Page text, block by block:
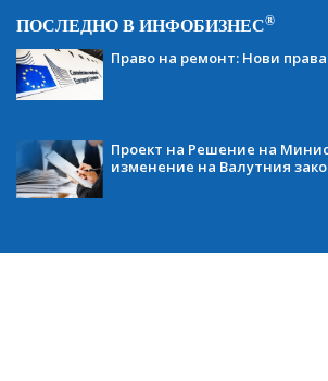
ПОСЛЕДНО В ИНФОБИЗНЕС®
Право на ремонт: Нови
Проект на Решение на
изменение на Валутния